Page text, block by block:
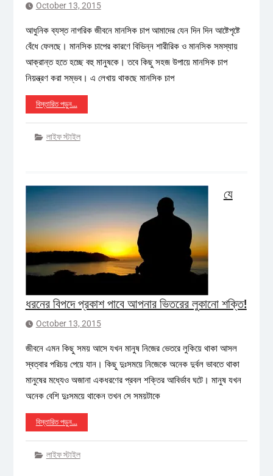
October 13, 2015
আধুনিক ব্যস্ত নাগরিক জীবনে মানসিক চাপ আমাদের যেন দিন দিন আষ্টেপৃষ্টে
বেঁধে ফেলছে। মানসিক চাপের কারণে বিভিন্ন শারীরিক ও মানসিক সমস্যায়
আক্রান্ত হতে হচ্ছে বহু মানুষকে। তবে কিছু সহজ উপায়ে মানসিক চাপ
নিয়ন্ত্রণ করা সম্ভব। এ লেখায় থাকছে মানসিক চাপ
বিস্তারিত পড়ুন…
লাইফ স্টাইল
যে
ধরনের বিপদে প্রকাশ পাবে আপনার ভিতরের লুকানো শক্তি!
October 13, 2015
জীবনে এমন কিছু সময় আসে যখন মানুষ নিজের ভেতরে লুকিয়ে থাকা আসল
স্বত্বার পরিচয় পেয়ে যান। কিছু দুঃসময়ে নিজেকে অনেক দুর্বল ভাবতে থাকা
মানুষের মধ্যেও অজানা একধরণের প্রবল শক্তির আবির্ভাব ঘটে। মানুষ যখন
অনেক বেশি দুঃসময়ে থাকেন তখন সে সময়টাকে
বিস্তারিত পড়ুন…
লাইফ স্টাইল